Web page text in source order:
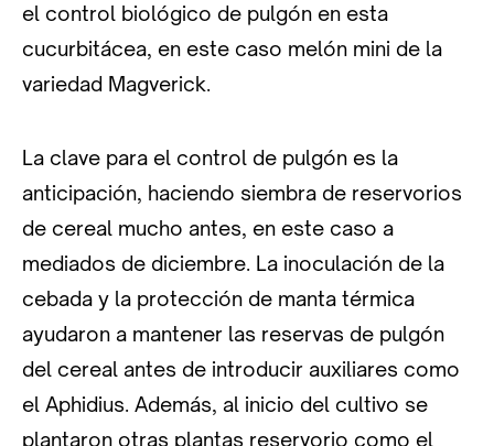
el control biológico de pulgón en esta
cucurbitácea, en este caso melón mini de la
variedad Magverick.
La clave para el control de pulgón es la
anticipación, haciendo siembra de reservorios
de cereal mucho antes, en este caso a
mediados de diciembre. La inoculación de la
cebada y la protección de manta térmica
ayudaron a mantener las reservas de pulgón
del cereal antes de introducir auxiliares como
el Aphidius. Además, al inicio del cultivo se
plantaron otras plantas reservorio como el